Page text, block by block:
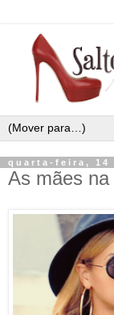
quarta-feira, 14
As mães